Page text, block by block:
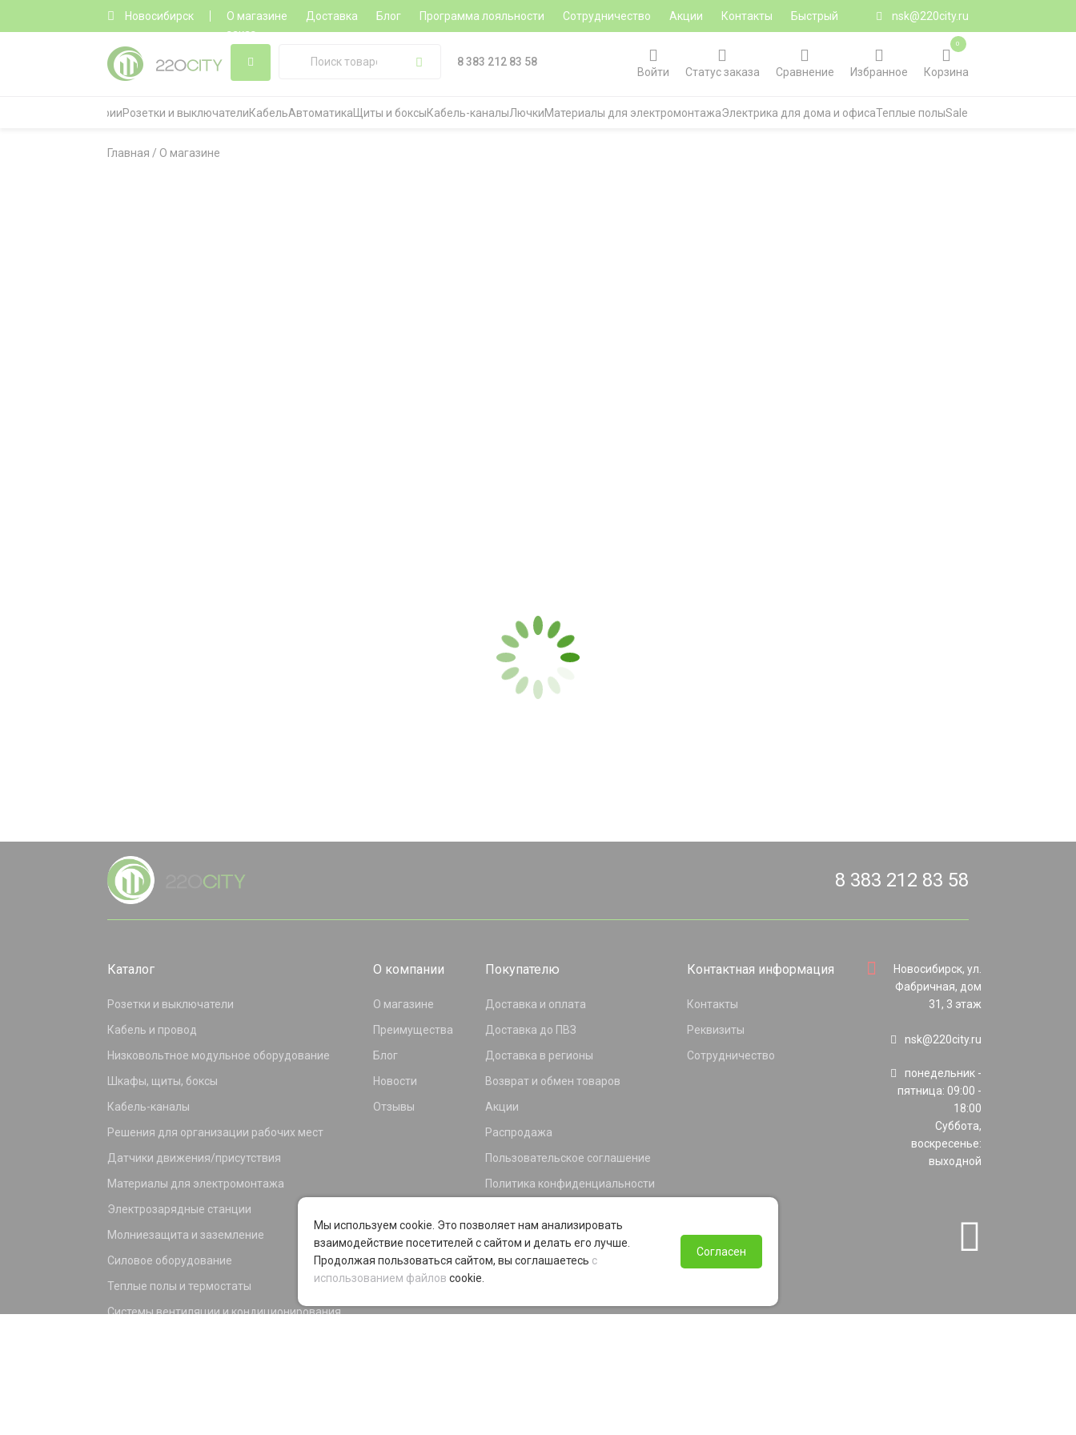
Новосибирск О магазине Доставка Блог Программа лояльности Сотрудничество Акции Контакты
Быстрый
заказ
nsk@220city.ru
8 383 212 83 58
Войти
Статус заказа Сравнение Избранное Корзина
0
Все категорииРозетки и выключателиКабельАвтоматика Щиты и боксыКабель-каналыЛючкиМатериалы для электромонтажаЭлектрика для дома и офисаТеплые полыSale
Главная / О магазине
8 383 212 83 58
Каталог
Розетки и выключатели
Кабель и провод
Низковольтное модульное оборудование
Шкафы, щиты, боксы
Кабель-каналы
Решения для организации рабочих мест
Датчики движения/присутствия
Материалы для электромонтажа
Электрозарядные станции
Молниезащита и заземление
Силовое оборудование
Теплые полы и термостаты
Системы вентиляции и кондиционирования
О компании
О магазине
Преимущества
Блог
Новости
Отзывы
Покупателю
Доставка и оплата
Доставка до ПВЗ
Доставка в регионы
Возврат и обмен товаров
Акции
Распродажа
Пользовательское соглашение
Политика конфиденциальности
Программа лояльности
Контактная информация
Контакты
Реквизиты
Сотрудничество
Новосибирск, ул.
Фабричная, дом
31, 3 этаж
nsk@220city.ru
понедельник -
пятница: 09:00 -
18:00
Суббота,
воскресенье:
выходной
Мы используем cookie. Это позволяет нам анализировать
взаимодействие посетителей с сайтом и делать его лучше.
Продолжая пользоваться сайтом, вы соглашаетесь с
использованием файлов cookie.
Согласен